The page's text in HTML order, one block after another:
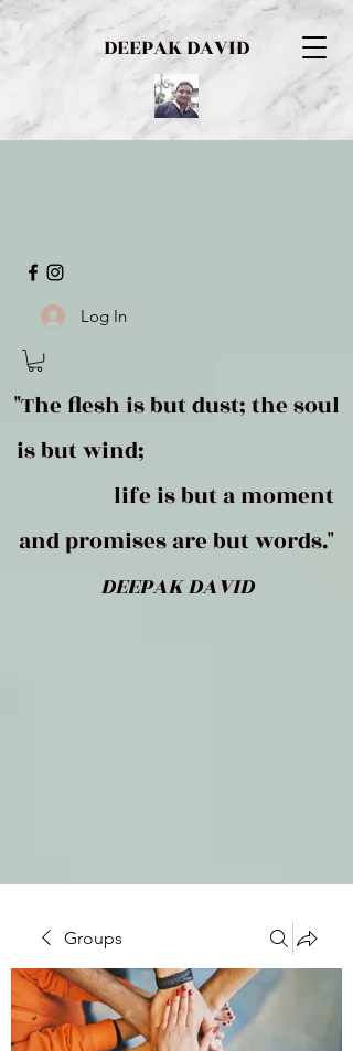
DEEPAK DAVID
Log In
"The flesh is but dust; the soul
is but wind;
life is but a moment
and promises are but words."
DEEPAK DAVID
Groups